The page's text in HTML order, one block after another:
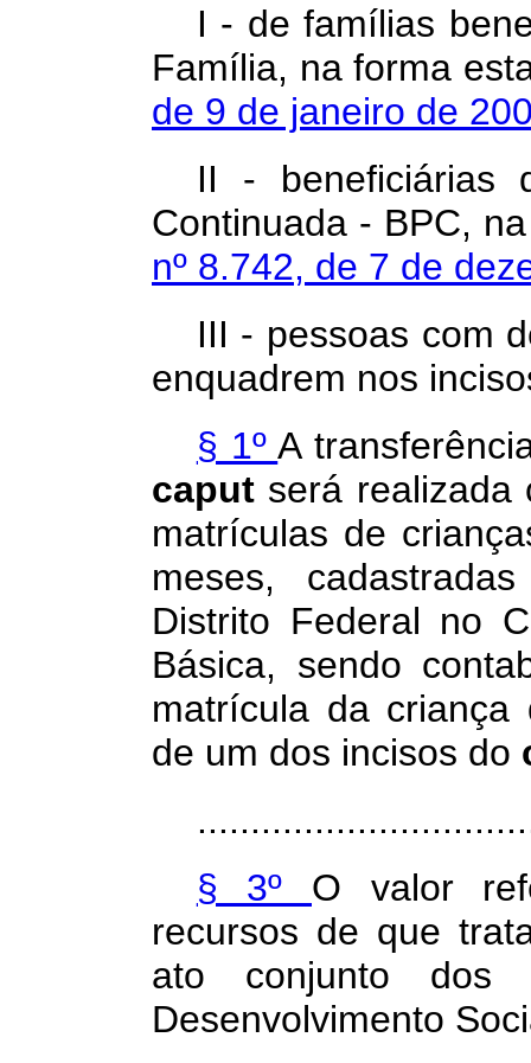
I - de famílias
Família, na forma
de 9 de janeiro de
II - beneficiárias
Continuada - BPC,
nº 8.742, de 7 de
III - pessoas com
enquadrem nos
§ 1ºA
caput será realizada
matrículas de
meses,
Distrito Federal no
Básica, sendo
matrícula da
de um dos incisos do
§ 3º O valor
recursos de que
ato conjunto dos
Desenvolvimento